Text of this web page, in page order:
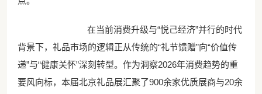
在当前消费升级与“悦己经济”并行的时代
背景下，礼品市场的逻辑正从传统的“礼节馈赠”向“价值传
递”与“健康关怀”深刻转型。作为洞察2026年消费趋势的重
要风向标，本届北京礼品展汇聚了900余家优质展商与20余